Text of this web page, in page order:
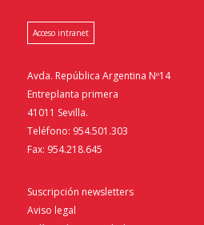
Acceso intranet
Avda. República Argentina Nº14
Entreplanta primera
41011 Sevilla.
Teléfono: 954.501.303
Fax: 954.218.645
Suscripción newsletters
Aviso legal